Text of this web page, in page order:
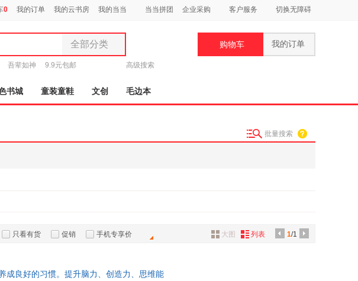
0 我的订单 我的云书房 我的当当 当当拼团 企业采购 客户服务 切换无障碍
全部分类
全部分类
图书
电子书
家具装饰
箱包皮具
吾辈如神 9.9元包邮 高级搜索
购物车 我的订单
书城 童装童鞋 文创 毛边本
批量搜索
只看有货 促销 手机专享价 1/1
大图 列表
成良好的习惯。提升脑力、创造力、思维能